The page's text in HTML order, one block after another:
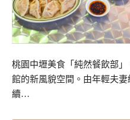
桃園中壢美食「純然餐飲部
館的新風貌空間。由年輕夫
續…